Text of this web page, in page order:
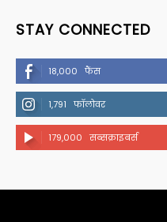
STAY CONNECTED
18,000 फैंस
1,791 फॉलोवर
179,000 सब्सक्राइबर्स